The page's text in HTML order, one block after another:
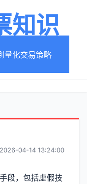
知识
量化交易策略
2026-04-14 13:24:00
段，包括虚假技